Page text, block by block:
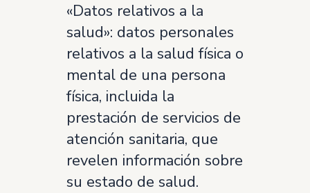
«Datos relativos a la
salud»: datos personales
relativos a la salud física o
mental de una persona
física, incluida la
prestación de servicios de
atención sanitaria, que
revelen información sobre
su estado de salud.